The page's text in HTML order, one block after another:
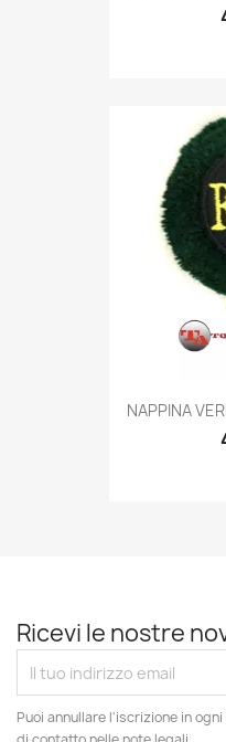

NAPPINA
Ricevi le nostre
Puoi annullare l'iscrizione in